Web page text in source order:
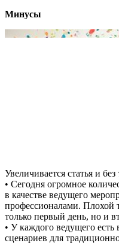
Минусы
Увеличивается статья и
• Сегодня огромное
в качестве ведущего
профессионалами. Плохой
только первый день, но и
• У каждого ведущего есть
сценариев для